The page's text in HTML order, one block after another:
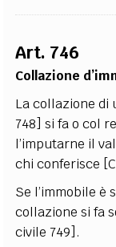
Art. 746
Collazione
La collazione di
748] si fa o col
l’imputarne il
chi conferisce
Se l’immobile è
collazione si fa
civile 749].